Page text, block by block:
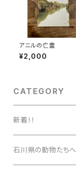
アニルの亡霊
¥2,000
CATEGORY
新着！！
石川県の動物たちへ